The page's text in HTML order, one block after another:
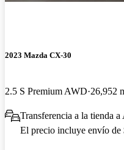
2023 Mazda CX-30
2.5 S Premium AWD 26,952
Transferencia a la tienda
El precio incluye envío de